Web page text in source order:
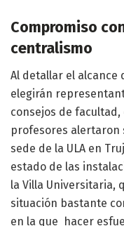
Compromiso
centralismo
Al detallar el alcance
elegirán
consejos de facultad,
profesores alertaron
sede de la ULA en
estado de las
la Villa Universitaria,
situación bastante
en la que hacer